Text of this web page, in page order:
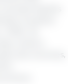
exportações
à quebra
As
nozes e
dos volumes,